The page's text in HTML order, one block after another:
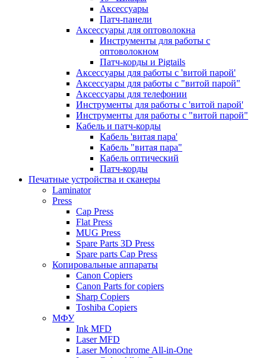
Аксессуары
Патч-панели
Аксессуары для оптоволокна
Инструменты для работы с
оптоволокном
Патч-корды и Pigtails
Аксессуары для работы с 'витой парой'
Аксессуары для работы с "витой парой"
Аксессуары для телефонии
Инструменты для работы с 'витой парой'
Инструменты для работы с "витой парой"
Кабель и патч-корды
Кабель 'витая пара'
Кабель "витая пара"
Кабель оптический
Патч-корды
Печатные устройства и сканеры
Laminator
Press
Cap Press
Flat Press
MUG Press
Spare Parts 3D Press
Spare parts Cap Press
Копировальные аппараты
Canon Copiers
Canon Parts for copiers
Sharp Copiers
Toshiba Copiers
МФУ
Ink MFD
Laser MFD
Laser Monochrome All-in-One